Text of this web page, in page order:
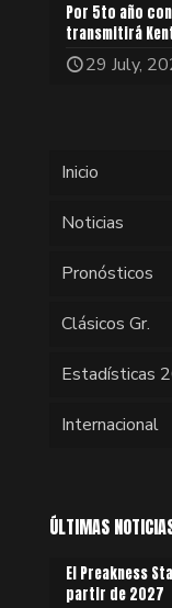
Por 5to año
transmitirá
29 July,
Inicio
Noticias
Pronósticos
Clásicos Gr.
Estadísticas
Internacional
ÚLTIMAS
El Preakness
partir de 2027